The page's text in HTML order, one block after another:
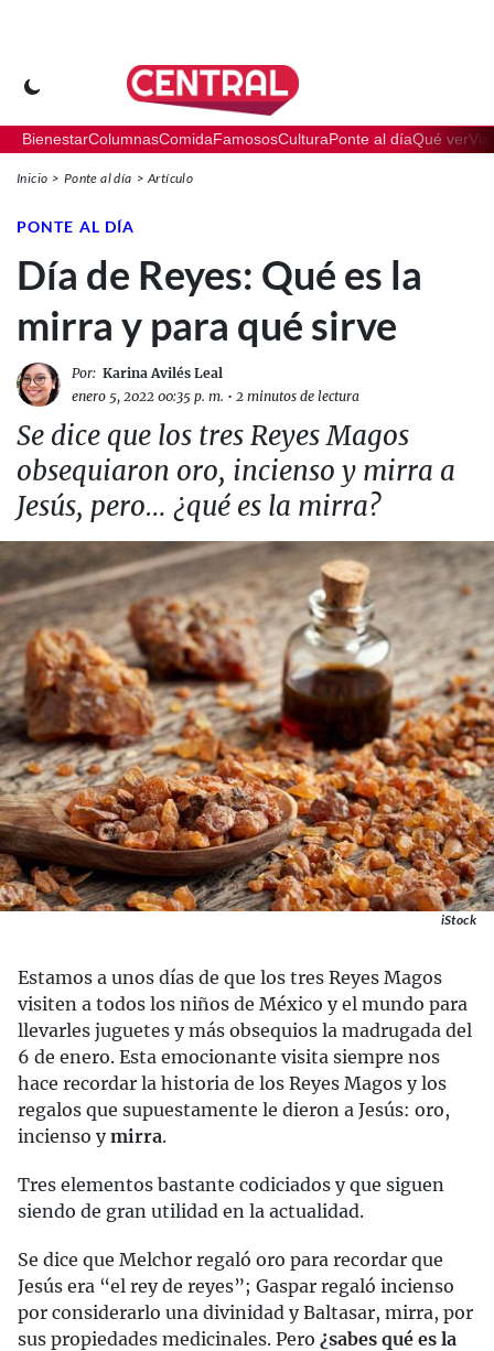
BienestarColumnasComidaFamososCulturaPonte al díaQué ver
Inicio Ponte al día Artículo
PONTE AL DÍA
Día de Reyes: Qué es la
mirra y para qué sirve
Por: Karina Avilés Leal
enero 5, 2022 00:35 p. m. • 2 minutos de lectura
Se dice que los tres Reyes Magos
obsequiaron oro, incienso y mirra a
Jesús, pero… ¿qué es la mirra?
iStock
Estamos a unos días de que los tres Reyes Magos
visiten a todos los niños de México y el mundo para
llevarles juguetes y más obsequios la madrugada del
6 de enero. Esta emocionante visita siempre nos
hace recordar la historia de los Reyes Magos y los
regalos que supuestamente le dieron a Jesús: oro,
incienso ymirra.
Tres elementos bastante codiciados y que siguen
siendo de gran utilidad en la actualidad.
Se dice que Melchor regaló oro para recordar que
Jesús era “el rey de reyes”; Gaspar regaló incienso
por considerarlo una divinidad y Baltasar, mirra, por
sus propiedades medicinales. Pero ¿sabes qué es la